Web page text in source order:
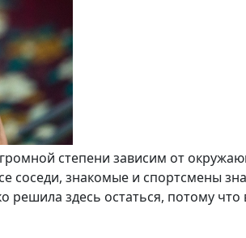
степени зависим от
знакомые и спортсмены
решила здесь остаться, потому